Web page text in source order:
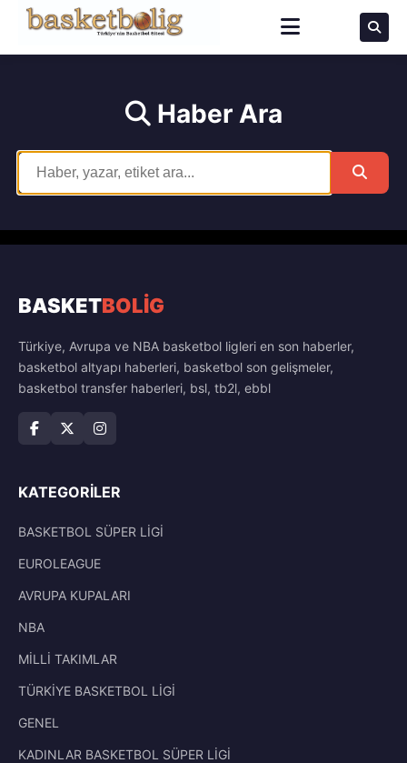
Haber Ara
BASKETBOLİG
Türkiye, Avrupa ve NBA basketbol ligleri en son haberler,
basketbol altyapı haberleri, basketbol son gelişmeler,
basketbol transfer haberleri, bsl, tb2l, ebbl
KATEGORILER
BASKETBOL SÜPER LİGİ
EUROLEAGUE
AVRUPA KUPALARI
NBA
MİLLİ TAKIMLAR
TÜRKİYE BASKETBOL LİGİ
GENEL
KADINLAR BASKETBOL SÜPER LİGİ